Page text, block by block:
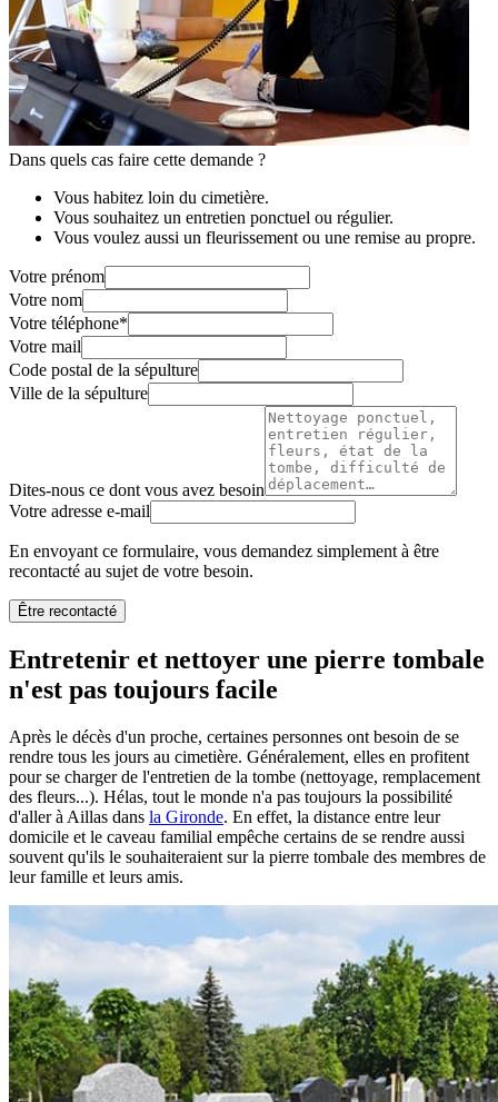
Dans quels cas faire cette demande ?
Vous habitez loin du cimetière.
Vous souhaitez un entretien ponctuel ou régulier.
Vous voulez aussi un fleurissement ou une remise au propre.
Votre prénom
Votre nom
Votre téléphone*
Votre mail
Code postal de la sépulture
Ville de la sépulture
Dites-nous ce dont vous avez besoin
Votre adresse e-mail
En envoyant ce formulaire, vous demandez simplement à être
recontacté au sujet de votre besoin.
Être recontacté
Entretenir et nettoyer une pierre tombale
n'est pas toujours facile
Après le décès d'un proche, certaines personnes ont besoin de se
rendre tous les jours au cimetière. Généralement, elles en profitent
pour se charger de l'entretien de la tombe (nettoyage, remplacement
des fleurs...). Hélas, tout le monde n'a pas toujours la possibilité
d'aller à Aillas dans la Gironde. En effet, la distance entre leur
domicile et le caveau familial empêche certains de se rendre aussi
souvent qu'ils le souhaiteraient sur la pierre tombale des membres de
leur famille et leurs amis.